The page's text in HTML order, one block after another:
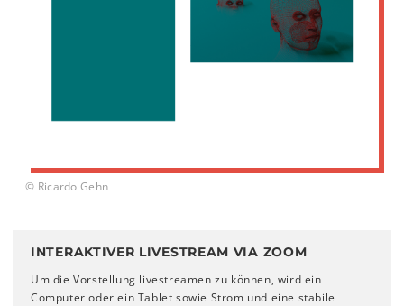
© Ricardo Gehn
INTERAKTIVER LIVESTREAM VIA ZOOM
Um die Vorstellung livestreamen zu können, wird ein
Computer oder ein Tablet sowie Strom und eine stabile